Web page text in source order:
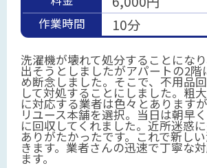
作業時間 10分
洗濯機が壊れて処分することにな
出そうとしましたがアパートの2階
め断念しました。そこで、不用品
して対処することにしました。粗
に対応する業者は色々とあります
リユース本舗を選択。当日は朝早
に回収してくれました。近所迷惑
ありがたかったです。これで新し
きます。業者さんの迅速で丁寧な
ます。